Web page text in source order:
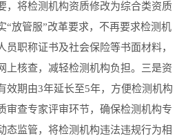
，将检测机构资质修改为综合类资质
“放管服”改革要求，不再要求检测机
员职称证书及社会保险等书面材料，
上核查，减轻检测机构负担。三是资
效期由3年延长至5年，方便检测机构
审查专家评审环节，确保检测机构专
态监管，将检测机构违法违规行为相